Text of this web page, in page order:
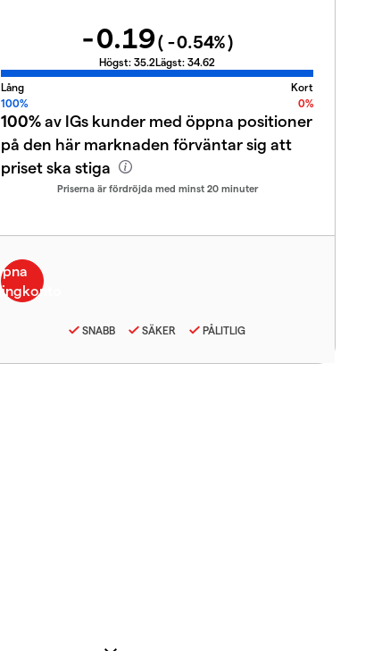
-0.19( -0.54%)
Högst: 35.2Lägst: 34.62
Lång
Kort
100%
0%
100%av IGs kunder med öppna positioner
på den här marknaden förväntar sig att
priset ska stiga
Priserna är fördröjda med minst 20 minuter
SNABB SÄKER PÅLITLIG